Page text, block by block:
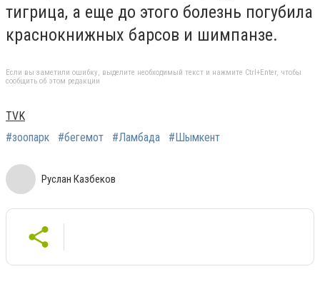
тигрица, а еще до этого болезнь погубила
краснокнижных барсов и шимпанзе.
Если вы заметили ошибку, выделите необходимый текст и нажмите Ctrl+Enter, чтобы
сообщить об этом редакции
TVK
#зоопарк
#бегемот #Ламбада #Шымкент
Руслан Казбеков